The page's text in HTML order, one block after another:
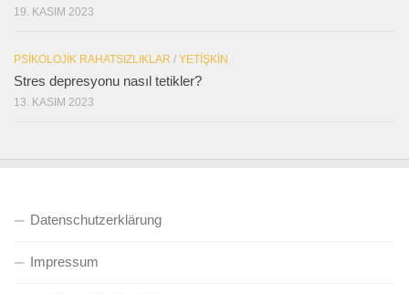
19. KASIM 2023
PSIKOLOJIK RAHATSIZLIKLAR / YETIŞKIN
Stres depresyonu nasıl tetikler?
13. KASIM 2023
Datenschutzerklärung
Impressum